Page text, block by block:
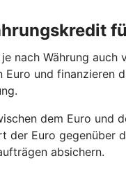
nach Währung
und finanzieren
dem Euro
der Euro
absichern.